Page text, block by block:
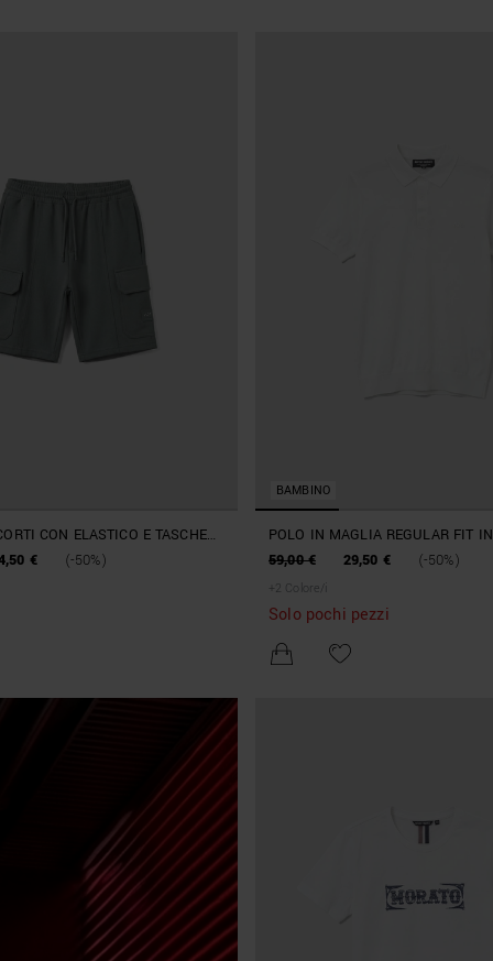
CON ELASTICO E TASCHE
€
(-50%)
BAMBINO
POLO IN MAGLIA REGULAR FIT
COTONE SOFT
59,00 € 29,50 € (-50%)
+ 2 Colore/i
Solo pochi pezzi